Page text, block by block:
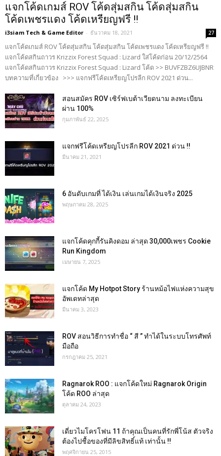
แจกโค้ดเกมส์ ROV โค้ดสุ่มสกิน โค้ดสุ่มสกิน
โค้ดเพชรแดง โค้ดเหรียญฟรี !!
i3siam Tech & Game Editor - ธันวาคม 18, 2021 27
แจกโค้ดเกมส์ ROV โค้ดสุ่มสกิน โค้ดสุ่มสกิน โค้ดเพชรแดง โค้ดเหรียญฟรี !!
แจกโค้ดสกินถาวร Krizzix Forest Squad : Lizard ใส่โค้ดก่อน 20/12/2564
แจกโค้ดสกินถาวร Krizzix Forest Squad : Lizard โค้ด >> BUVFZBZ6UJBNR
บทความที่เกี่ยวข้อง >>> แจกฟรีโค้ดเหรียญโปรลีก ROV 2021 ด่วน...
สอนสมัคร ROV เซิร์ฟเบต้าเวียดนาม ลงทะเบียน
ผ่าน 100%
กุมภาพันธ์ 22, 2025
แจกฟรีโค้ดเหรียญโปรลีก ROV 2021 ด่วน !!
มีนาคม 21, 2021
6 อันดับเกมที่ ได้เงิน เล่นเกมได้เงินจริง 2025
พฤษภาคม 28, 2025
แจกโค้ดคุกกี้รันคิงดอม ล่าสุด 30,000เพชร Cookie
Run Kingdom
เมษายน 7, 2025
แจกโค้ด My Hotpot Story ร้านหม้อไฟแห่งความสุข
อัพเดทล่าสุด
มีนาคม 3, 2023
ROV สอนวิธีการทำชื่อ “ สี ” ทำได้ในระบบโทรศัพท์
มือถือ
กรกฎาคม 25, 2021
Ragnarok ROO : แจกโค้ดใหม่ Ragnarok Origin
โค้ด ROO ล่าสุด
ตุลาคม 24, 2023
เดี่ยวไมโครโฟน 11 ถ้าคุณเป็นคนที่รักพี่โน้ส ตัวจริง
ต้องไปชื้อของที่มีลิขสิทธิ์แท้ เท่านั้น !!
พฤศจิกายน 25, 2015